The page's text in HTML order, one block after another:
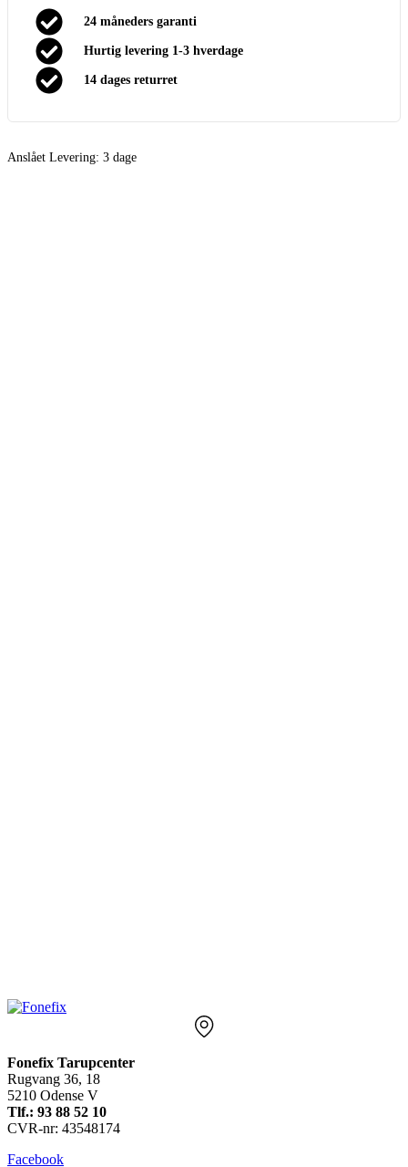
24 måneders garanti
Hurtig levering 1-3 hverdage
14 dages returret
Anslået Levering: 3 dage
Fonefix Tarupcenter
Rugvang 36, 18
5210 Odense V
Tlf.: 93 88 52 10
CVR-nr: 43548174
Facebook